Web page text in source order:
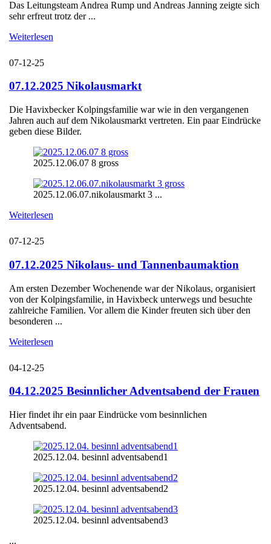
Das Leitungsteam Andrea Rump und Andreas Janning zeigte sich
sehr erfreut trotz der ...
Weiterlesen
07-12-25
07.12.2025 Nikolausmarkt
Die Havixbecker Kolpingsfamilie war wie in den vergangenen
Jahren auch auf dem Nikolausmarkt vertreten. Ein paar Eindrücke
geben diese Bilder.
2025.12.06.07 8 gross
2025.12.06.07.nikolausmarkt 3 ...
Weiterlesen
07-12-25
07.12.2025 Nikolaus- und Tannenbaumaktion
Am ersten Dezember Wochenende war der Nikolaus, organisiert
von der Kolpingsfamilie, in Havixbeck unterwegs und besuchte
zahlreiche Familien. Vor allem die Kinder freuten sich über den
besonderen ...
Weiterlesen
04-12-25
04.12.2025 Besinnlicher Adventsabend der Frauen
Hier findet ihr ein paar Eindrücke vom besinnlichen
Adventsabend.
2025.12.04. besinnl adventsabend1
2025.12.04. besinnl adventsabend2
2025.12.04. besinnl adventsabend3
...